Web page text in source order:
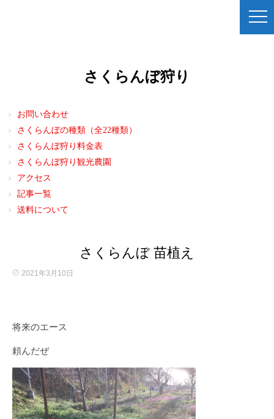
さくらんぼ狩り
お問い合わせ
さくらんぼの種類（全22種類）
さくらんぼ狩り料金表
さくらんぼ狩り観光農園
アクセス
記事一覧
送料について
さくらんぼ 苗植え
2021年3月10日
将来のエース
頼んだぜ